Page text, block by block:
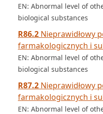
EN: Abnormal level of
biological substances
R86.2 Nieprawidłowy
farmakologicznych i
EN: Abnormal level of
biological substances
R87.2 Nieprawidłowy
farmakologicznych i
EN: Abnormal level of